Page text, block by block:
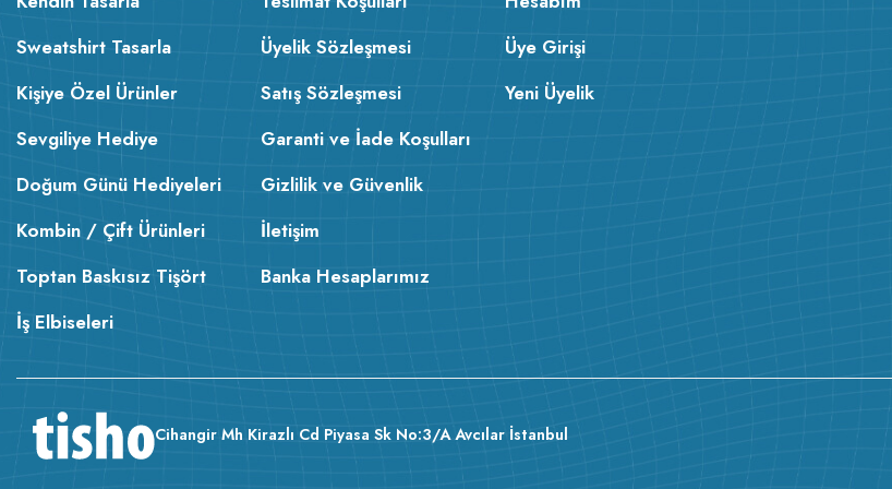
Sweatshirt Tasarla
Kişiye Özel Ürünler
Sevgiliye Hediye
Doğum Günü Hediyeleri
Kombin / Çift Ürünleri
Toptan Baskısız Tişört
İş Elbiseleri
Üyelik Sözleşmesi
Satış Sözleşmesi
Garanti ve İade Koşulları
Gizlilik ve Güvenlik
İletişim
Banka Hesaplarımız
Üye Girişi
Yeni Üyelik
Cihangir Mh Kirazlı Cd Piyasa Sk No:3/A Avcılar İstanbul